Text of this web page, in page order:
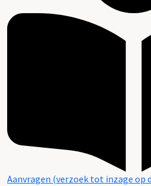
Aanvragen (verzoek tot inzage op